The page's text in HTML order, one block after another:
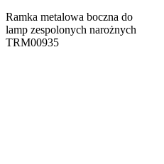
Ramka metalowa boczna do
lamp zespolonych narożnych
TRM00935